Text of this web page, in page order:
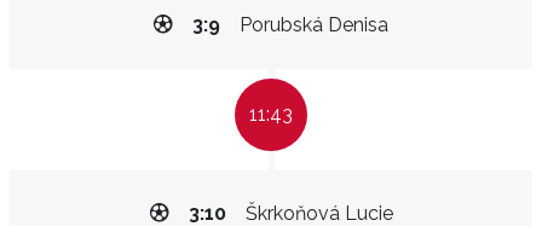
Porubská Denisa
3:9
11:43
Škrkoňová Lucie
3:10